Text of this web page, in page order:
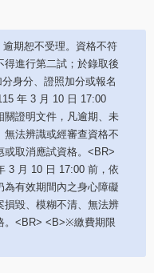
期恕不受理。資格不符
進行第二試；於錄取後
身分、證照加分或報名
年 3 月 10 日 17:00
關證明文件，凡逾期、未
無法辨識或經審查資格不
或取消應試資格。<BR>
3 月 10 日 17:00 前，依
有效期間內之身心障礙
損毀、模糊不清、無法辨
。<BR> <B>※繳費期限